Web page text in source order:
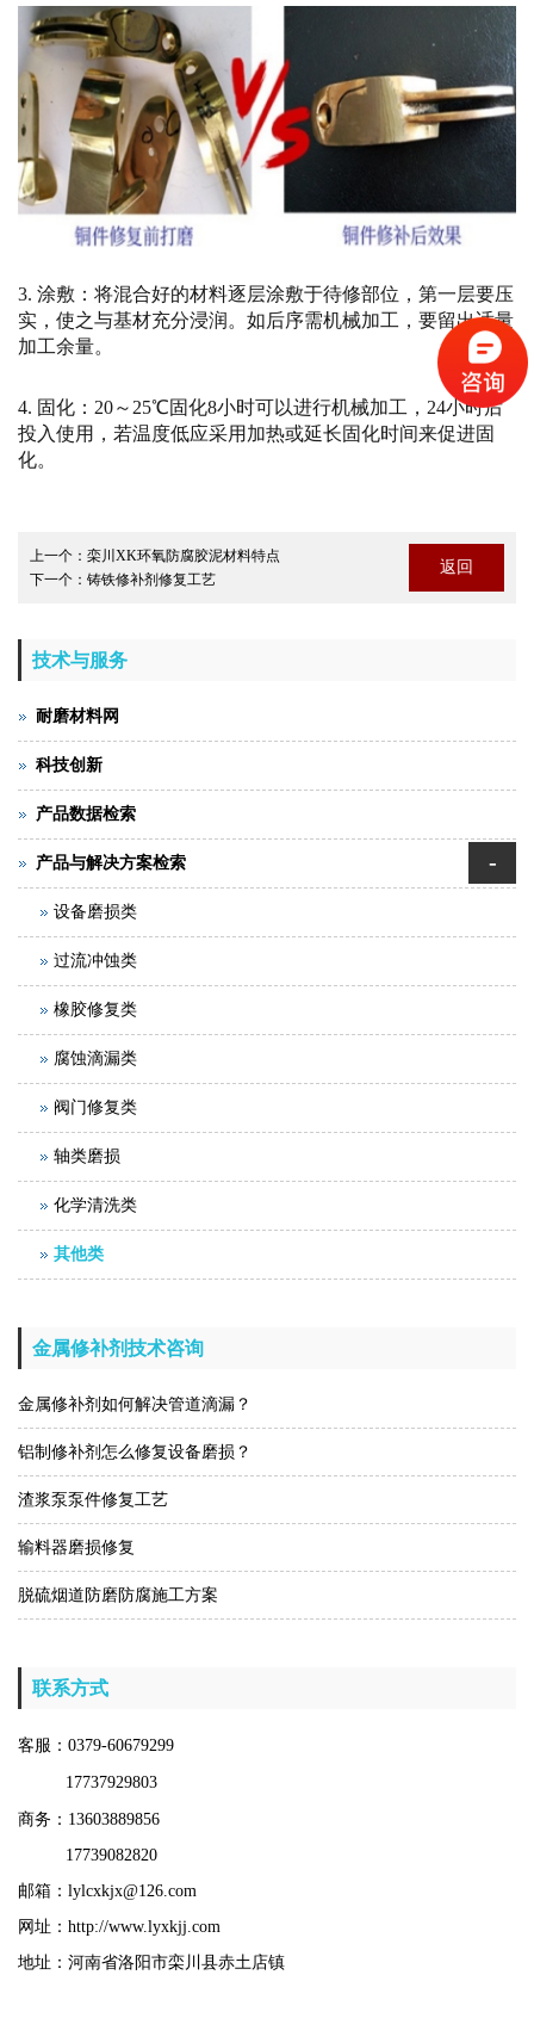
3. 涂敷：将混合好的材料逐层涂敷于待修部位，第一层要压
实，使之与基材充分浸润。如后序需机械加工，要留出适量
加工余量。
4. 固化：20～25℃固化8小时可以进行机械加工，24小时后
投入使用，若温度低应采用加热或延长固化时间来促进固
化。
上一个： 栾川XK环氧防腐胶泥材料特点
下一个： 铸铁修补剂修复工艺
返回
技术与服务
耐磨材料网
科技创新
产品数据检索
产品与解决方案检索 -
设备磨损类
过流冲蚀类
橡胶修复类
腐蚀滴漏类
阀门修复类
轴类磨损
化学清洗类
其他类
金属修补剂技术咨询
金属修补剂如何解决管道滴漏？
铝制修补剂怎么修复设备磨损？
渣浆泵泵件修复工艺
输料器磨损修复
脱硫烟道防磨防腐施工方案
联系方式
客服：0379-60679299
17737929803
商务：13603889856
17739082820
邮箱：lylcxkjx@126.com
网址：http://www.lyxkjj.com
地址：河南省洛阳市栾川县赤土店镇